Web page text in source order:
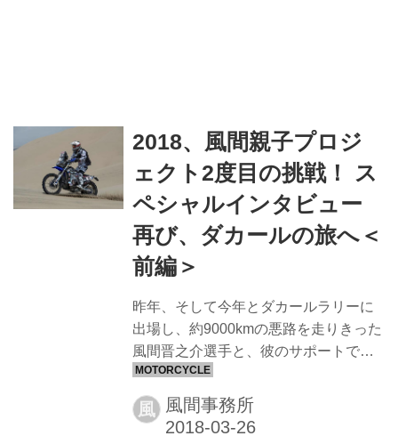
2018、風間親子プロジ
ェクト2度目の挑戦！ ス
ペシャルインタビュー
再び、ダカールの旅へ＜
前編＞
昨年、そして今年とダカールラリーに
出場し、約9000kmの悪路を走りきった
風間晋之介選手と、彼のサポートであ
り、日本人最初のパリ・ダカールラリ
ー選手だった父の風間深志さんに、
2018年のダカールラリーを語ってもら
風 風間事務所